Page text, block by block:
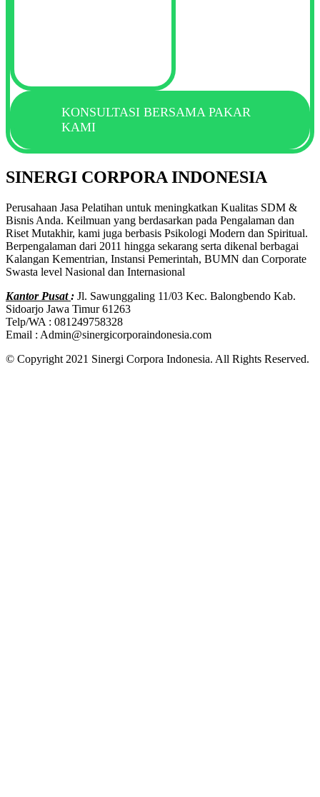
KONSULTASI BERSAMA PAKAR
KAMI
SINERGI CORPORA INDONESIA
Perusahaan Jasa Pelatihan untuk meningkatkan Kualitas SDM &
Bisnis Anda. Keilmuan yang berdasarkan pada Pengalaman dan
Riset Mutakhir, kami juga berbasis Psikologi Modern dan Spiritual.
Berpengalaman dari 2011 hingga sekarang serta dikenal berbagai
Kalangan Kementrian, Instansi Pemerintah, BUMN dan Corporate
Swasta level Nasional dan Internasional
Kantor Pusat: Jl. Sawunggaling 11/03 Kec. Balongbendo Kab.
Sidoarjo Jawa Timur 61263
Telp/WA : 081249758328
Email : Admin@sinergicorporaindonesia.com
© Copyright 2021 Sinergi Corpora Indonesia. All Rights Reserved.